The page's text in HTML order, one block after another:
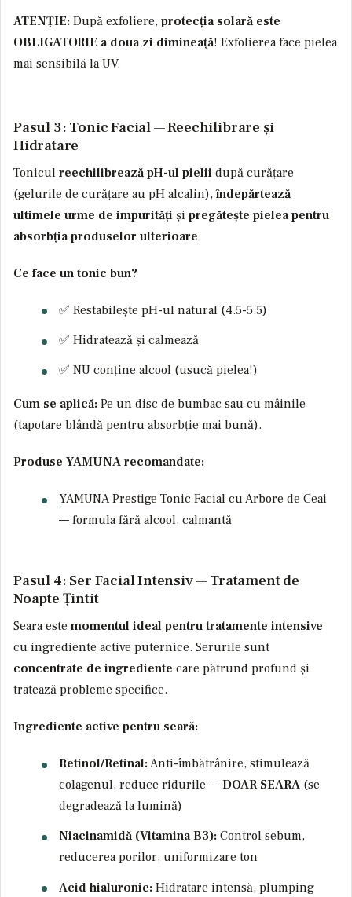
ATENȚIE: După exfoliere, protecția solară este
OBLIGATORIE a doua zi dimineață! Exfolierea face pielea
mai sensibilă la UV.
Pasul 3: Tonic Facial — Reechilibrare și
Hidratare
Tonicul reechilibrează pH-ul pielii după curățare
(gelurile de curățare au pH alcalin),îndepărtează
ultimele urme de impurități și pregătește pielea pentru
absorbția produselor ulterioare.
Ce face un tonic bun?
✅ Restabilește pH-ul natural (4.5-5.5)
✅ Hidratează și calmează
✅ NU conține alcool (usucă pielea!)
Cum se aplică: Pe un disc de bumbac sau cu mâinile
(tapotare blândă pentru absorbție mai bună).
Produse YAMUNA recomandate:
YAMUNA Prestige Tonic Facial cu Arbore de Ceai
— formula fără alcool, calmantă
Pasul 4: Ser Facial Intensiv — Tratament de
Noapte Țintit
Seara este momentul ideal pentru tratamente intensive
cu ingrediente active puternice. Serurile sunt
concentrate de ingrediente care pătrund profund și
tratează probleme specifice.
Ingrediente active pentru seară:
Retinol/Retinal:Anti-îmbătrânire, stimulează
colagenul, reduce ridurile — DOAR SEARA(se
degradează la lumină)
Niacinamidă (Vitamina B3):Control sebum,
reducerea porilor, uniformizare ton
Acid hialuronic:Hidratare intensă, plumping